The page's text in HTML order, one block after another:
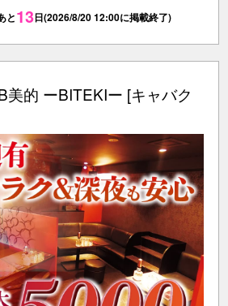
と13日(2026/8/20 12:00に掲載終了)
的 ーBITEKIー [キャバク